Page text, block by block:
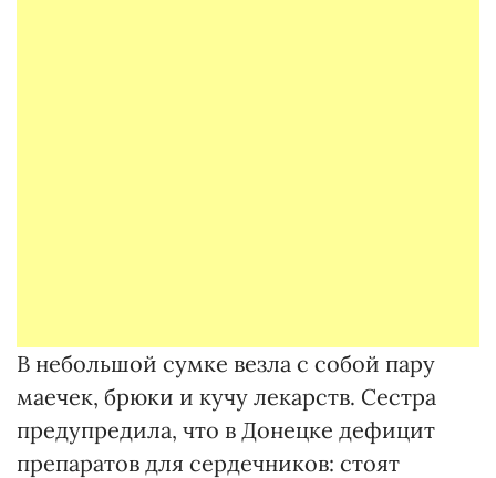
В небольшой сумке везла с собой пару
маечек, брюки и кучу лекарств. Сестра
предупредила, что в Донецке дефицит
препаратов для сердечников: стоят